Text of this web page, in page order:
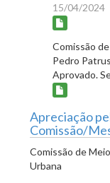
15/04/2024
Comissão
Pedro
Aprovado.
Apreciação
Comissão/
Comissão de
Urbana